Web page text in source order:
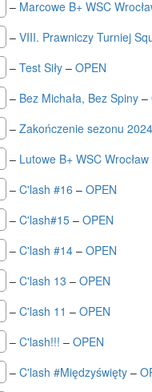
– Marcowe B+ WSC
–VIII. Prawniczy Turniej
–Test Siły –OPEN
– Bez Michała, Bez Spiny –
–Zakończenie sezonu
– Lutowe B+ WSC Wrocław
–C'lash #16 –OPEN
–C'lash#15 –OPEN
–C'lash #14 –OPEN
–C'lash 13 –OPEN
–C'lash 11 –OPEN
–C'lash!!! –OPEN
–C'lash #Międzyświęty –